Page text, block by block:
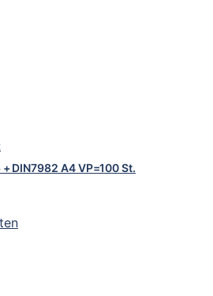
DIN7982 A4 VP=100 St.